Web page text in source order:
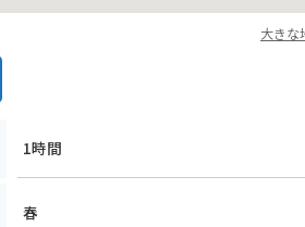
大きな
1時間
春